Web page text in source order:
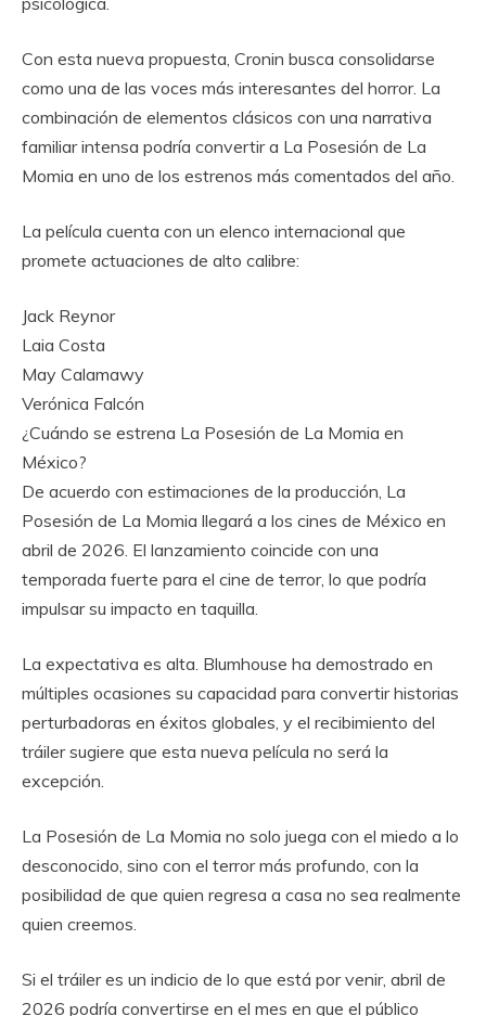
Con esta nueva propuesta, Cronin busca consolidarse
como una de las voces más interesantes del horror. La
combinación de elementos clásicos con una narrativa
familiar intensa podría convertir a La Posesión de La
Momia en uno de los estrenos más comentados del año.
La película cuenta con un elenco internacional que
promete actuaciones de alto calibre:
Jack Reynor
Laia Costa
May Calamawy
Verónica Falcón
¿Cuándo se estrena La Posesión de La Momia en
México?
De acuerdo con estimaciones de la producción, La
Posesión de La Momia llegará a los cines de México en
abril de 2026. El lanzamiento coincide con una
temporada fuerte para el cine de terror, lo que podría
impulsar su impacto en taquilla.
La expectativa es alta. Blumhouse ha demostrado en
múltiples ocasiones su capacidad para convertir historias
perturbadoras en éxitos globales, y el recibimiento del
tráiler sugiere que esta nueva película no será la
excepción.
La Posesión de La Momia no solo juega con el miedo a lo
desconocido, sino con el terror más profundo, con la
posibilidad de que quien regresa a casa no sea realmente
quien creemos.
Si el tráiler es un indicio de lo que está por venir, abril de
2026 podría convertirse en el mes en que el público